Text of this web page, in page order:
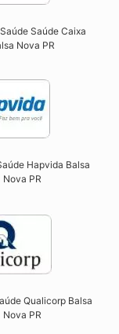
Saúde Caixa
Nova PR​
Hapvida Balsa
Nova PR​
Qualicorp Balsa
Nova PR​